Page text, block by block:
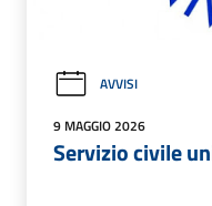
AVVISI
9 MAGGIO 2026
Servizio civile